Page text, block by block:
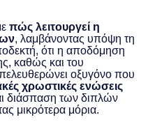
πώς λειτουργεί η
, λαμβάνοντας υπόψη τη
ότι η αποδόμηση
καθώς και του
οξυγόνο που
χρωστικές ενώσεις
διάσπαση των διπλών
μικρότερα μόρια.